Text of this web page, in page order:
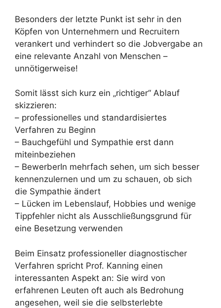
Besonders der letzte Punkt ist sehr in den
Köpfen von Unternehmern und Recruitern
verankert und verhindert so die Jobvergabe an
eine relevante Anzahl von Menschen –
unnötigerweise!
Somit lässt sich kurz ein „richtiger“ Ablauf
skizzieren:
– professionelles und standardisiertes
Verfahren zu Beginn
– Bauchgefühl und Sympathie erst dann
miteinbeziehen
– BewerberIn mehrfach sehen, um sich besser
kennenzulernen und um zu schauen, ob sich
die Sympathie ändert
– Lücken im Lebenslauf, Hobbies und wenige
Tippfehler nicht als Ausschließungsgrund für
eine Besetzung verwenden
Beim Einsatz professioneller diagnostischer
Verfahren spricht Prof. Kanning einen
interessanten Aspekt an: Sie wird von
erfahrenen Leuten oft auch als Bedrohung
angesehen, weil sie die selbsterlebte